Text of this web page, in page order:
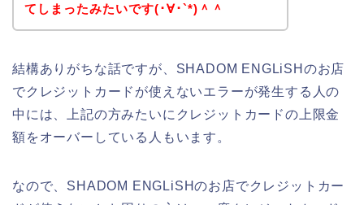
てしまったみたいです(･∀･`*)＾＾
結構ありがちな話ですが、SHADOM ENGLiSHのお店
でクレジットカードが使えないエラーが発生する人の
中には、上記の方みたいにクレジットカードの上限金
額をオーバーしている人もいます。
なので、SHADOM ENGLiSHのお店でクレジットカー